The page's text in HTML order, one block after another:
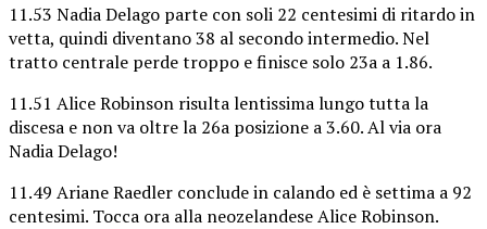
11.53 Nadia Delago parte con soli 22 centesimi di ritardo in
vetta, quindi diventano 38 al secondo intermedio. Nel
tratto centrale perde troppo e finisce solo 23a a 1.86.
11.51 Alice Robinson risulta lentissima lungo tutta la
discesa e non va oltre la 26a posizione a 3.60. Al via ora
Nadia Delago!
11.49 Ariane Raedler conclude in calando ed è settima a 92
centesimi. Tocca ora alla neozelandese Alice Robinson.